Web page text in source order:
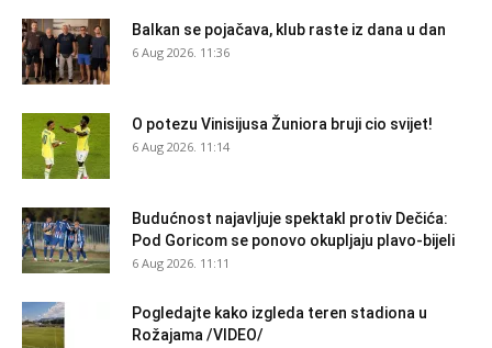
Balkan se pojačava, klub raste iz dana u dan
6 Aug 2026. 11:36
O potezu Vinisijusa Žuniora bruji cio svijet!
6 Aug 2026. 11:14
Budućnost najavljuje spektakl protiv Dečića:
Pod Goricom se ponovo okupljaju plavo-bijeli
6 Aug 2026. 11:11
Pogledajte kako izgleda teren stadiona u
Rožajama /VIDEO/